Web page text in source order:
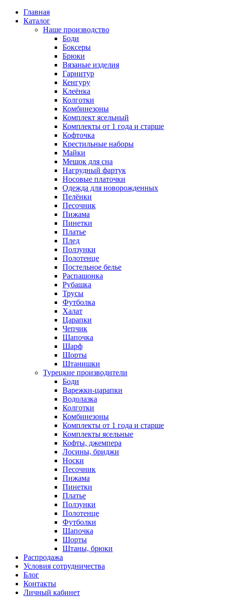
Главная
Каталог
Наше производство
Боди
Боксеры
Брюки
Вязаные изделия
Гарнитур
Кенгуру
Клеёнка
Колготки
Комбинезоны
Комплект ясельный
Комплекты от 1 года и старше
Кофточка
Крестильные наборы
Майки
Мешок для сна
Нагрудный фартук
Носовые платочки
Одежда для новорожденных
Пелёнки
Песочник
Пижама
Пинетки
Платье
Плед
Ползунки
Полотенце
Постельное белье
Распашонка
Рубашка
Трусы
Футболка
Халат
Царапки
Чепчик
Шапочка
Шарф
Шорты
Штанишки
Турецкие производители
Боди
Варежки-царапки
Водолазка
Колготки
Комбинезоны
Комплекты от 1 года и старше
Комплекты ясельные
Кофты, джемпера
Лосины, бриджи
Носки
Песочник
Пижама
Пинетки
Платье
Ползунки
Полотенце
Футболки
Шапочка
Шорты
Штаны, брюки
Распродажа
Условия сотрудничества
Блог
Контакты
Личный кабинет